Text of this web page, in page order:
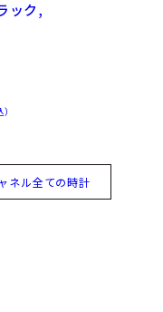
ック,
ネル全ての時計